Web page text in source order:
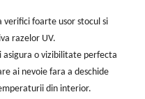
verifici foarte usor stocul si
razelor UV.
asigura o vizibilitate perfecta
ai nevoie fara a deschide
din interior.